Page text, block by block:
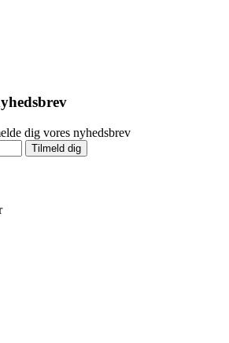
dig vores nyhedsbrev
Tilmeld dig